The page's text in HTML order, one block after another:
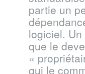
partie un
logiciel.
que le
«
qui le